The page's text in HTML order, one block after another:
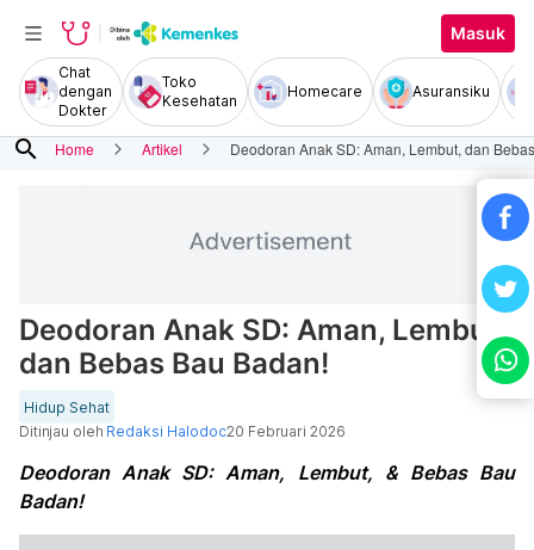
Masuk
Chat
dengan
Dokter
Toko
Kesehatan
Homecare Asuransiku
search Home Artikel Deodoran Anak SD: Aman, Lembut, dan
Deodoran Anak SD: Aman, Lembut,
dan Bebas Bau Badan!
Hidup Sehat
Ditinjau oleh Redaksi Halodoc20 Februari 2026
Deodoran Anak SD: Aman, Lembut, & Bebas Bau
Badan!